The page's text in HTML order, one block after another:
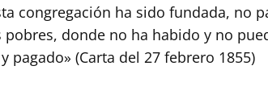
congregación ha sido fundada,
pobres, donde no ha habido y no
pagado» (Carta del 27 febrero 1855)